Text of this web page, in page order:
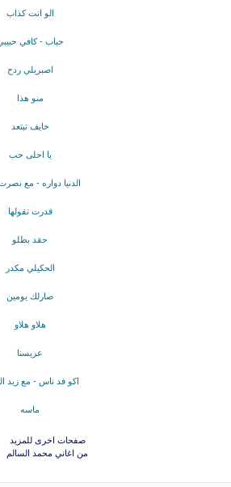
الو انت كذاب
حباب - كافي
اصبريلي ردح
منو هذا
خايف تبتعد
يا احلى حب
الدنيا دواره - مع نصرت
قدرت تقولها
حقد بطلو
الحكيلي مكدر
صارلك يومين
هلاو هلاو
عريسنا
اكو فد ناس - مع زيد
ماسه
صفحات اخرى للمزيد
من اغاني محمد السالم